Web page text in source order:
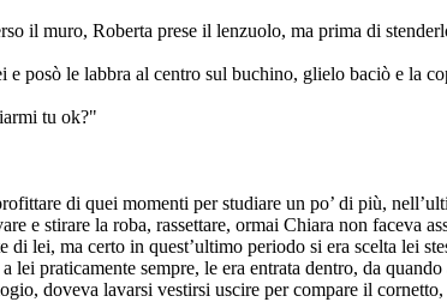
il muro, Roberta prese il lenzuolo, ma prima di
posò le labbra al centro sul buchino, glielo baciò e la
tu ok?"
di quei momenti per studiare un po’ di più,
e stirare la roba, rassettare, ormai Chiara non faceva
lei, ma certo in quest’ultimo periodo si era scelta lei
praticamente sempre, le era entrata dentro, da
doveva lavarsi vestirsi uscire per compare il